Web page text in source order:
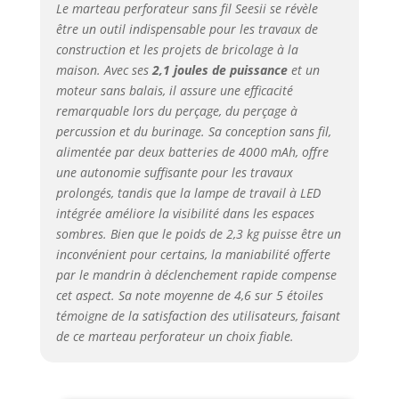
2,1 J d’énergie d’impact
et 1500 coups/min,
cette perceuse
perforateur sans fil fait
aussi office de
marteau perforateur
compact pour enlever
du carrelage, percer
des trous d’ancrage ou
réaliser de petits
travaux de
construction. Son
moteur brushless avec
bobinage en cuivre
assure plus
d’efficacité, moins
d’entretien et une
durée de vie
prolongée. [Modes
Le marteau perforateur sans fil Seesii se révèle
être un outil indispensable pour les travaux de
construction et les projets de bricolage à la
maison. Avec ses2,1 joules de puissanceet un
moteur sans balais, il assure une efficacité
remarquable lors du perçage, du perçage à
percussion et du burinage. Sa conception sans fil,
alimentée par deux batteries de 4000 mAh, offre
une autonomie suffisante pour les travaux
prolongés, tandis que la lampe de travail à LED
intégrée améliore la visibilité dans les espaces
sombres. Bien que le poids de 2,3 kg puisse être un
inconvénient pour certains, la maniabilité offerte
par le mandrin à déclenchement rapide compense
cet aspect. Sa note moyenne de 4,6 sur 5 étoiles
témoigne de la satisfaction des utilisateurs, faisant
de ce marteau perforateur un choix fiable.